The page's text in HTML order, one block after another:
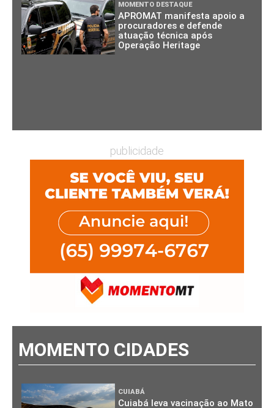
MOMENTO DESTAQUE
APROMAT manifesta apoio a
procuradores e defende
atuação técnica após
Operação Heritage
publicidade
MOMENTO CIDADES
CUIABÁ
Cuiabá leva vacinação ao Mato